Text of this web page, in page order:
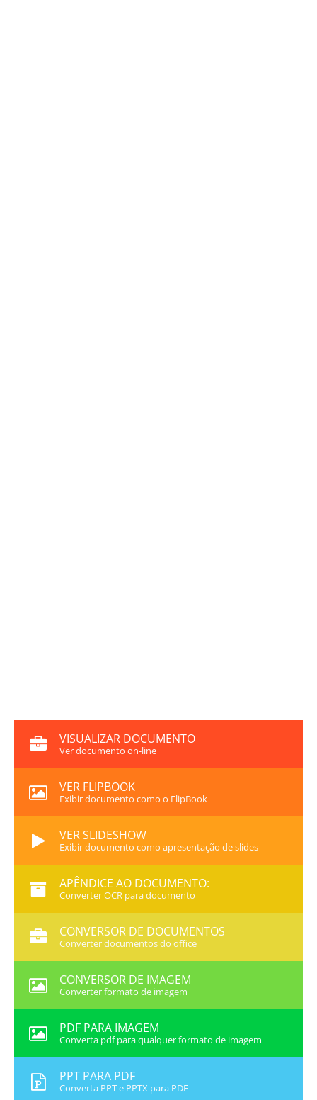
VISUALIZAR DOCUMENTO
Ver documento on-line
VER FLIPBOOK
Exibir documento como o FlipBook
VER SLIDESHOW
Exibir documento como apresentação de slides
APÊNDICE AO DOCUMENTO:
Converter OCR para documento
CONVERSOR DE DOCUMENTOS
Converter documentos do office
CONVERSOR DE IMAGEM
Converter formato de imagem
PDF PARA IMAGEM
Converta pdf para qualquer formato de imagem
PPT PARA PDF
Converta PPT e PPTX para PDF